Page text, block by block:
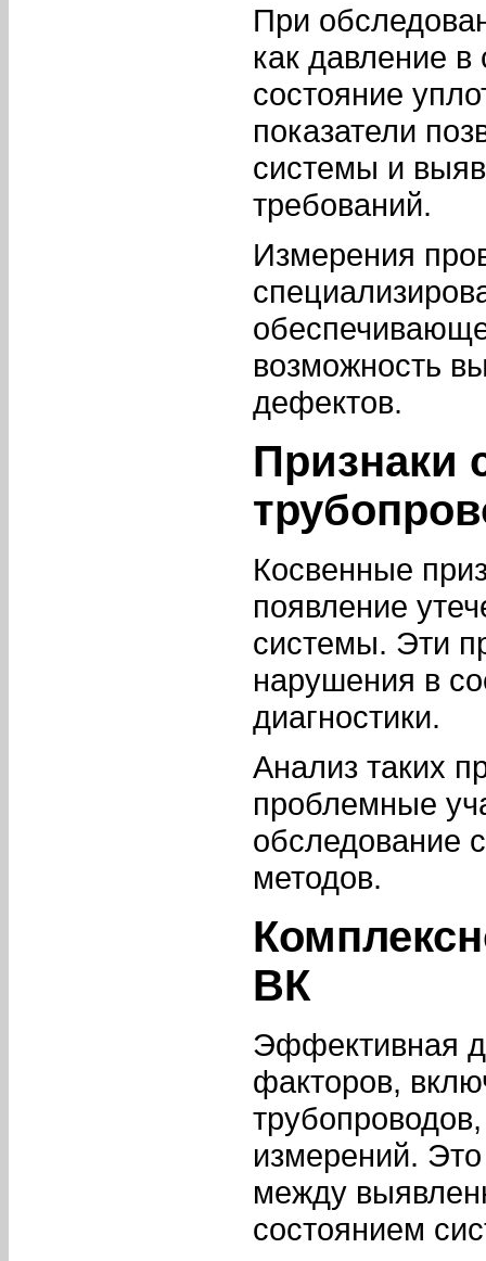
При
как давление в
состояние
показатели
системы и
требований.
Измерения
возможность
дефектов.
Признаки
Косвенные
появление
системы. Эти
нарушения в
диагностики.
Анализ таких
проблемные
обследование
методов.
ВК
Эффективная
факторов,
измерений. Это
между
состоянием